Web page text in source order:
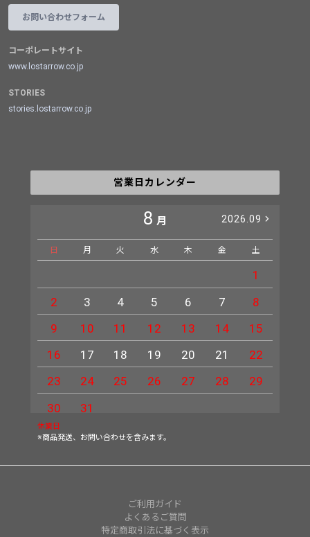
お問い合わせフォーム
コーポレートサイト
www.lostarrow.co.jp
STORIES
stories.lostarrow.co.jp
営業日カレンダー
8 月 2026.09
日 月 火 水 木 金 土
1
2
3 4 5 6 7
8
9
10 11 12 13 14
15
16
17 18 19 20 21
22
23
24 25 26 27 28
29
30
31
休業日
※商品発送、お問い合わせを含みます。
ご利用ガイド
よくあるご質問
特定商取引法に基づく表示